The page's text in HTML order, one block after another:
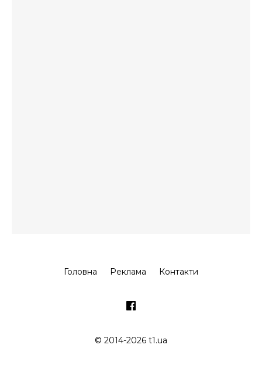
Головна Реклама Контакти
© 2014-2026 t1.ua